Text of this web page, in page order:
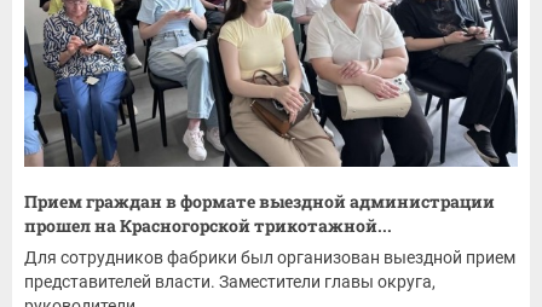
Прием граждан в формате выездной администрации
прошел на Красногорской трикотажной...
Для сотрудников фабрики был организован выездной прием
представителей власти. Заместители главы округа,